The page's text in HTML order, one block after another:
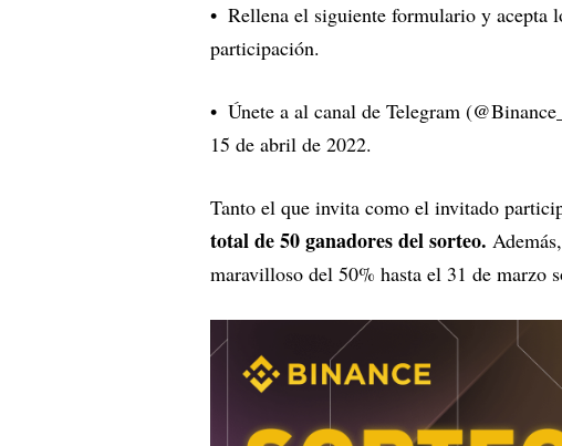
Rellena el siguiente formulario y acepta
participación.
Únete a al canal de Telegram (
15 de abril de 2022.
Tanto el que invita como el invitado
total de 50 ganadores del sorteo.
maravilloso del 50% hasta el 31 de marzo